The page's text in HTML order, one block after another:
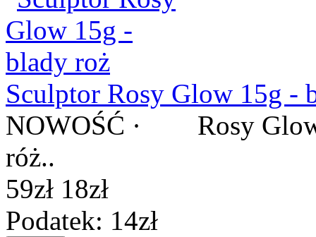
Sculptor Rosy Glow 15g -
NOWOŚĆ · Rosy Glow
róż..
59zł 18zł
Podatek: 14zł